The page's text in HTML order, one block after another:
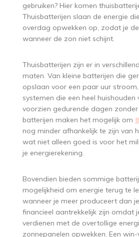
gebruiken? Hier komen
Thuisbatterijen slaan de energie
overdag opwekken op, zodat je
wanneer de zon niet schijnt.
Thuisbatterijen zijn er in
maten. Van kleine batterijen die
opslaan voor een paar uur
systemen die een heel
voorzien gedurende dagen zonder
batterijen maken het mogelijk om
nog minder afhankelijk te zijn van
wat niet alleen goed is voor het
je energierekening.
Bovendien bieden sommige
mogelijkheid om energie terug te
wanneer je meer produceert dan
financieel aantrekkelijk zijn omdat
verdienen met de overtollige
zonnepanelen opwekken. Een